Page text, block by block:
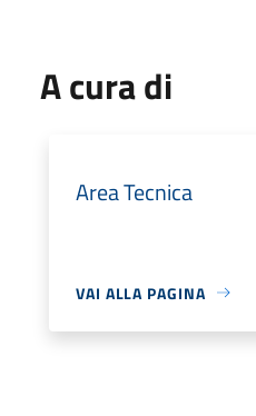
A cura di
Area Tecnica
VAI ALLA PAGINA